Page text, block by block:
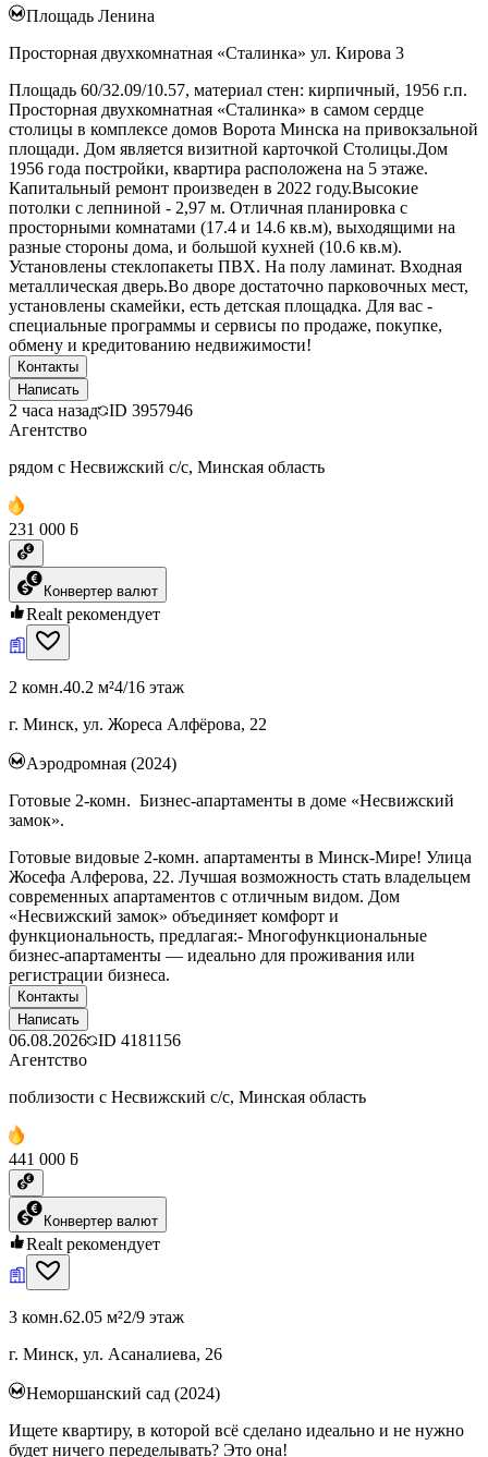
Площадь Ленина
Просторная двухкомнатная «Сталинка» ул. Кирова 3
Площадь 60/32.09/10.57, материал стен: кирпичный, 1956 г.п.
Просторная двухкомнатная «Сталинка» в самом сердце
столицы в комплексе домов Ворота Минска на привокзальной
площади. Дом является визитной карточкой Столицы.Дом
1956 года постройки, квартира расположена на 5 этаже.
Капитальный ремонт произведен в 2022 году.Высокие
потолки с лепниной - 2,97 м. Отличная планировка с
просторными комнатами (17.4 и 14.6 кв.м), выходящими на
разные стороны дома, и большой кухней (10.6 кв.м).
Установлены стеклопакеты ПВХ. На полу ламинат. Входная
металлическая дверь.Во дворе достаточно парковочных мест,
установлены скамейки, есть детская площадка. Для вас -
специальные программы и сервисы по продаже, покупке,
обмену и кредитованию недвижимости!
Контакты
Написать
2 часа назад ID 3957946
Агентство
рядом с Несвижский с/с, Минская область
231 000 ƃ
Конвертер валют
Realt рекомендует
2 комн.40.2 м²4/16 этаж
г. Минск, ул. Жореса Алфёрова, 22
Аэродромная (2024)
Готовые 2-комн. Бизнес-апартаменты в доме «Несвижский
замок».
Готовые видовые 2-комн. апартаменты в Минск-Мире! Улица
Жосефа Алферова, 22. Лучшая возможность стать владельцем
современных апартаментов с отличным видом. Дом
«Несвижский замок» объединяет комфорт и
функциональность, предлагая:- Многофункциональные
бизнес-апартаменты — идеально для проживания или
регистрации бизнеса.
Контакты
Написать
06.08.2026 ID 4181156
Агентство
поблизости с Несвижский с/с, Минская область
441 000 ƃ
Конвертер валют
Realt рекомендует
3 комн.62.05 м²2/9 этаж
г. Минск, ул. Асаналиева, 26
Неморшанский сад (2024)
Ищете квартиру, в которой всё сделано идеально и не нужно
будет ничего переделывать? Это она!